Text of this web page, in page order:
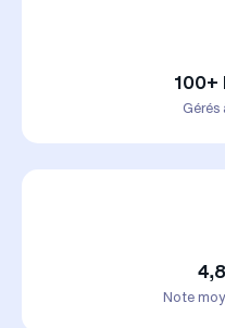
100+
Gérés
Note